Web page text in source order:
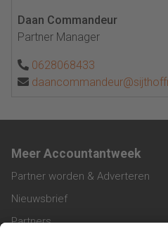
Daan Commandeur
Partner Manager
0628068433
Meer Accountantweek
Partner worden & Adverteren
Nieuwsbrief
Partners